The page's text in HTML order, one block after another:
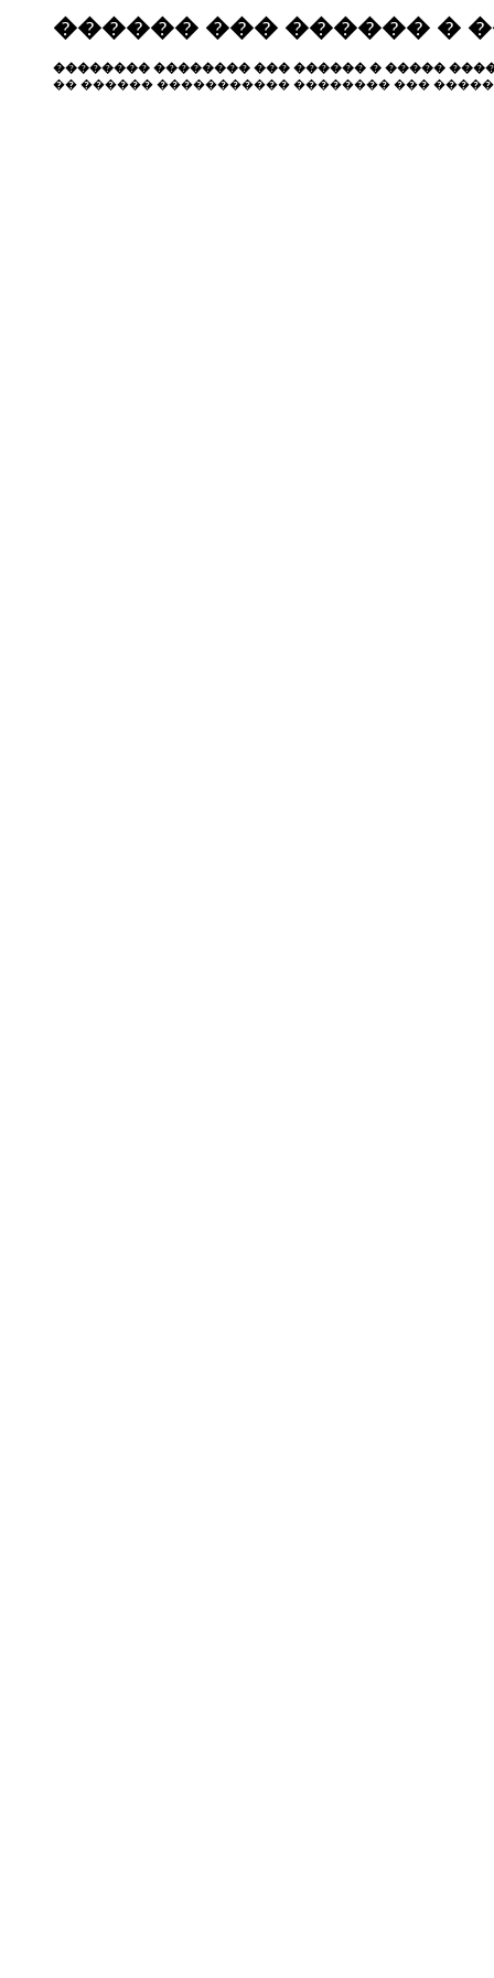
������ ��� ������ �
�������� �������� ��� ������ � �����
�� ������ ����������� �������� ���